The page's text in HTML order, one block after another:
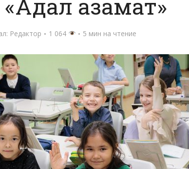
азамат»
Редактор 1 064 5 мин на чтение